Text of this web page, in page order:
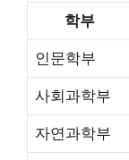
학부
인문학부
사회과학부
자연과학부